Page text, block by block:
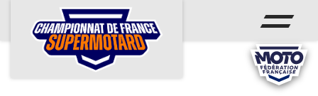
ACCUEIL
ACTUS
CALENDRIER